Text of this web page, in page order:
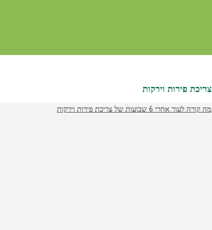
צריכת פירות וירקות
מה קורה לעור אחרי 6 שבועות של צריכת פירות וירקות